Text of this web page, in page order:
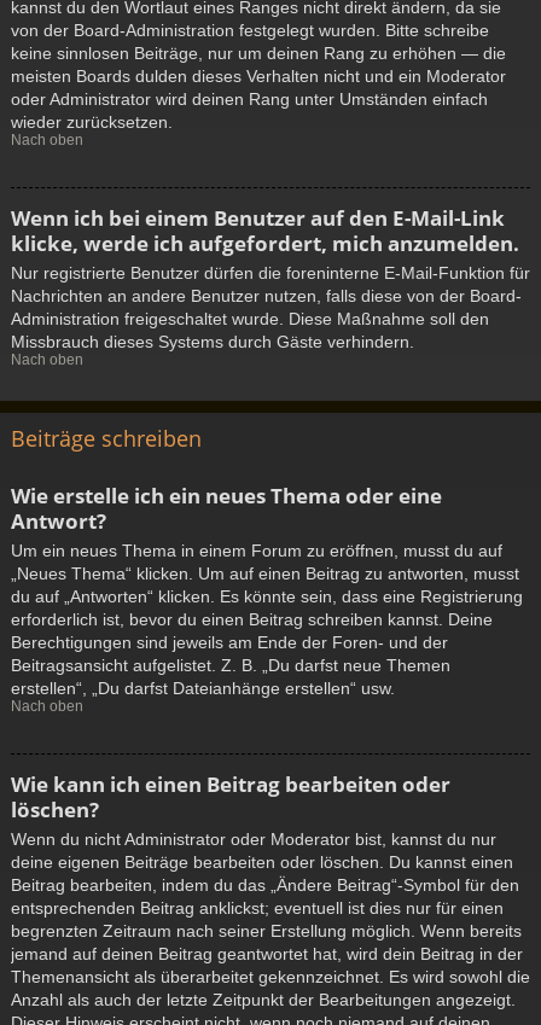
kannst du den Wortlaut eines Ranges nicht direkt ändern, da sie
von der Board-Administration festgelegt wurden. Bitte schreibe
keine sinnlosen Beiträge, nur um deinen Rang zu erhöhen — die
meisten Boards dulden dieses Verhalten nicht und ein Moderator
oder Administrator wird deinen Rang unter Umständen einfach
wieder zurücksetzen.
Nach oben
Wenn ich bei einem Benutzer auf den E-Mail-Link
klicke, werde ich aufgefordert, mich anzumelden.
Nur registrierte Benutzer dürfen die foreninterne E-Mail-Funktion für
Nachrichten an andere Benutzer nutzen, falls diese von der Board-
Administration freigeschaltet wurde. Diese Maßnahme soll den
Missbrauch dieses Systems durch Gäste verhindern.
Nach oben
Beiträge schreiben
Wie erstelle ich ein neues Thema oder eine
Antwort?
Um ein neues Thema in einem Forum zu eröffnen, musst du auf
„Neues Thema“ klicken. Um auf einen Beitrag zu antworten, musst
du auf „Antworten“ klicken. Es könnte sein, dass eine Registrierung
erforderlich ist, bevor du einen Beitrag schreiben kannst. Deine
Berechtigungen sind jeweils am Ende der Foren- und der
Beitragsansicht aufgelistet. Z. B. „Du darfst neue Themen
erstellen“, „Du darfst Dateianhänge erstellen“ usw.
Nach oben
Wie kann ich einen Beitrag bearbeiten oder
löschen?
Wenn du nicht Administrator oder Moderator bist, kannst du nur
deine eigenen Beiträge bearbeiten oder löschen. Du kannst einen
Beitrag bearbeiten, indem du das „Ändere Beitrag“-Symbol für den
entsprechenden Beitrag anklickst; eventuell ist dies nur für einen
begrenzten Zeitraum nach seiner Erstellung möglich. Wenn bereits
jemand auf deinen Beitrag geantwortet hat, wird dein Beitrag in der
Themenansicht als überarbeitet gekennzeichnet. Es wird sowohl die
Anzahl als auch der letzte Zeitpunkt der Bearbeitungen angezeigt.